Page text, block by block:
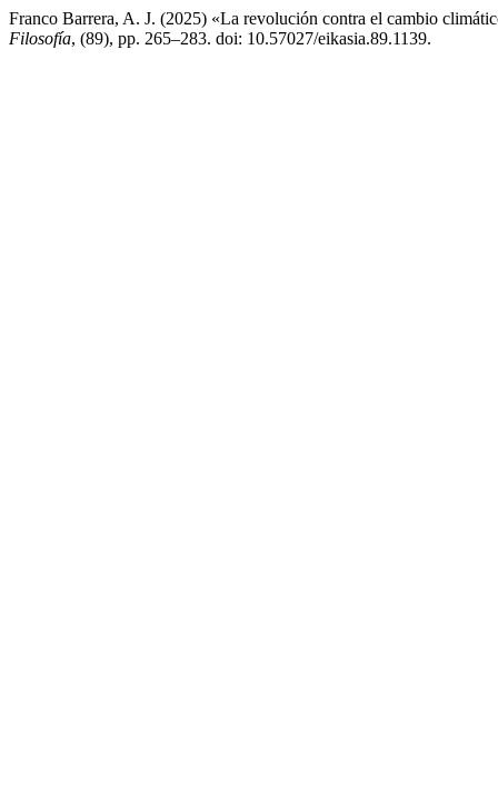
Franco Barrera, A. J. (2025) «La revolución contra el cambio
Filosofía, (89), pp. 265–283. doi: 10.57027/eikasia.89.1139.